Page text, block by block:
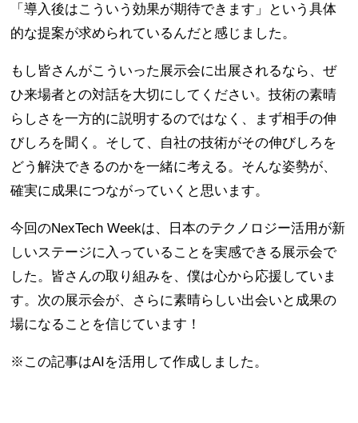
「導入後はこういう効果が期待できます」という具体
的な提案が求められているんだと感じました。
もし皆さんがこういった展示会に出展されるなら、ぜ
ひ来場者との対話を大切にしてください。技術の素晴
らしさを一方的に説明するのではなく、まず相手の伸
びしろを聞く。そして、自社の技術がその伸びしろを
どう解決できるのかを一緒に考える。そんな姿勢が、
確実に成果につながっていくと思います。
今回のNexTech Weekは、日本のテクノロジー活用が新
しいステージに入っていることを実感できる展示会で
した。皆さんの取り組みを、僕は心から応援していま
す。次の展示会が、さらに素晴らしい出会いと成果の
場になることを信じています！
※この記事はAIを活用して作成しました。